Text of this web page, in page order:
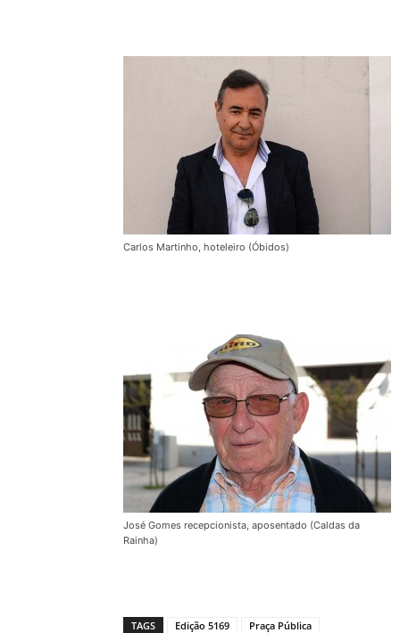
Carlos Martinho, hoteleiro (Óbidos)
José Gomes recepcionista, aposentado (Caldas da
Rainha)
TAGS Edição 5169 Praça Pública